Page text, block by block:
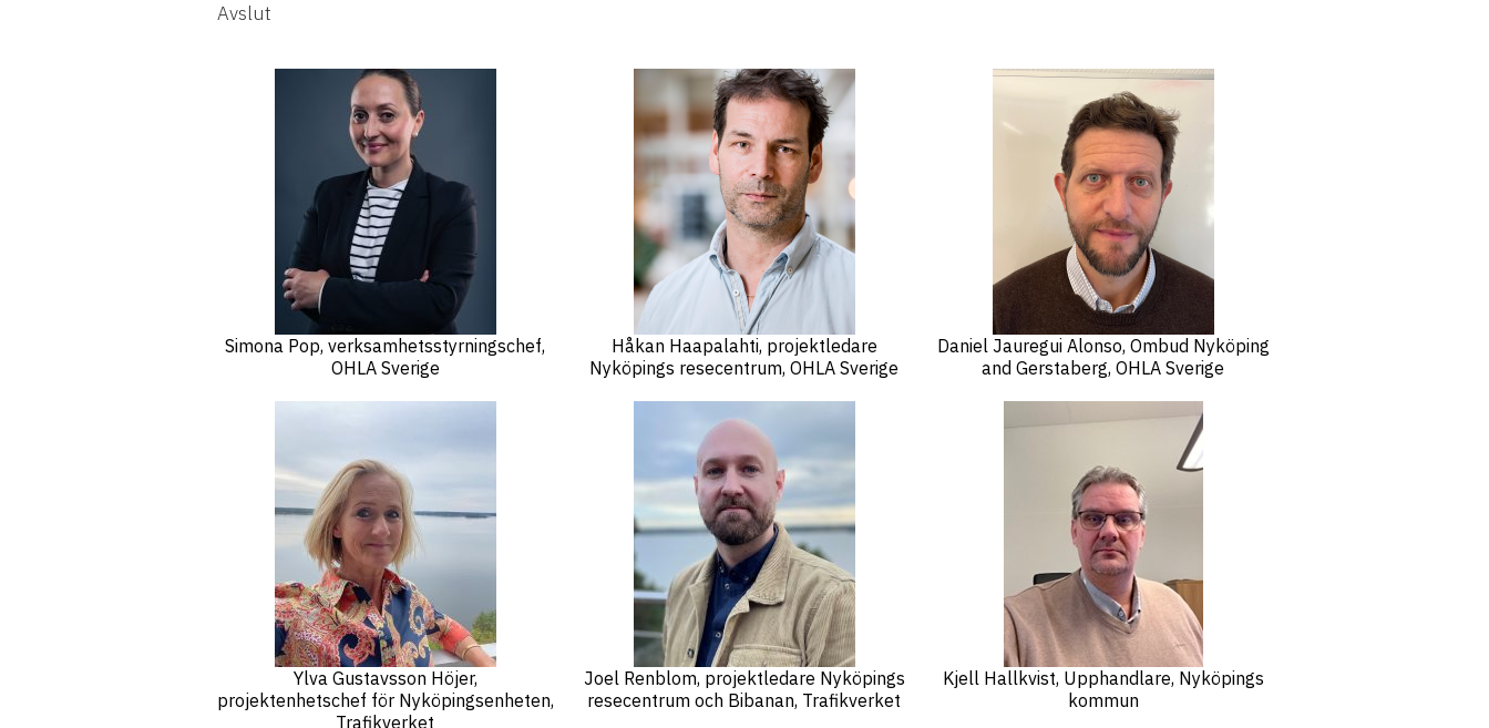
Avslut
Simona Pop, verksamhetsstyrningschef,
OHLA Sverige
Ylva Gustavsson Höjer,
projektenhetschef för Nyköpingsenheten,
Trafikverket
Håkan Haapalahti, projektledare
Nyköpings resecentrum, OHLA Sverige
Joel Renblom, projektledare Nyköpings
resecentrum och Bibanan, Trafikverket
Daniel Jauregui Alonso, Ombud Nyköping
and Gerstaberg, OHLA Sverige
Kjell Hallkvist, Upphandlare, Nyköpings
kommun